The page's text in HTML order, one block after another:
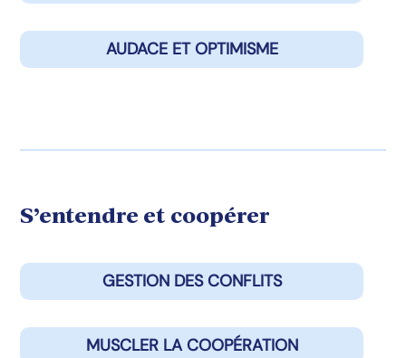
AUDACE ET OPTIMISME
S’entendre et coopérer
GESTION DES CONFLITS
MUSCLER LA COOPÉRATION